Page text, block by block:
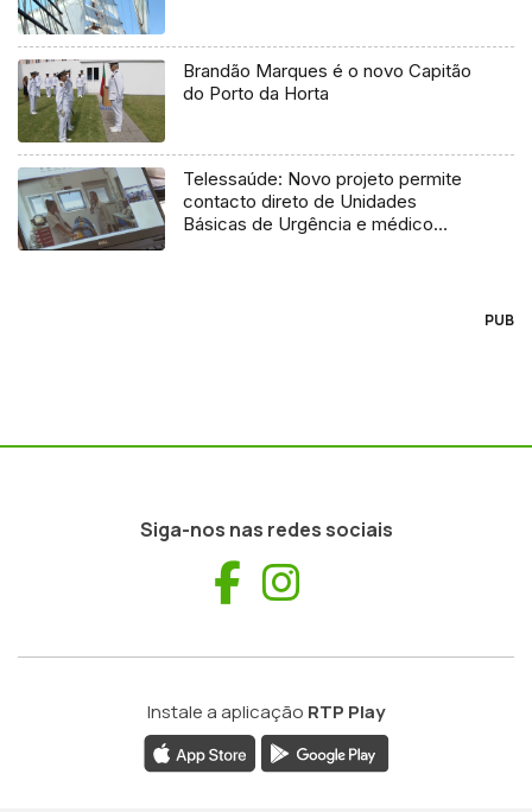
Brandão Marques é o novo Capitão
do Porto da Horta
Telessaúde: Novo projeto permite
contacto direto de Unidades
Básicas de Urgência e médico
PUB
Siga-nos nas redes sociais
Facebook
Instale a aplicação RTP Play